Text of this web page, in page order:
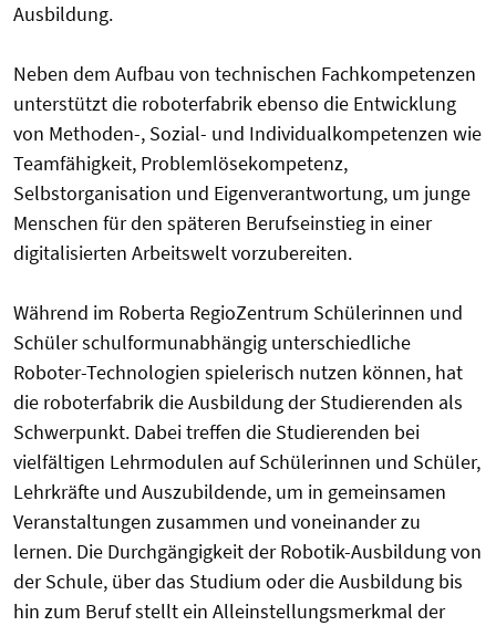
Ausbildung.
Neben dem Aufbau von technischen Fachkompetenzen
unterstützt die roboterfabrik ebenso die Entwicklung
von Methoden-, Sozial- und Individualkompetenzen wie
Teamfähigkeit, Problemlösekompetenz,
Selbstorganisation und Eigenverantwortung, um junge
Menschen für den späteren Berufseinstieg in einer
digitalisierten Arbeitswelt vorzubereiten.
Während im Roberta RegioZentrum Schülerinnen und
Schüler schulformunabhängig unterschiedliche
Roboter-Technologien spielerisch nutzen können, hat
die roboterfabrik die Ausbildung der Studierenden als
Schwerpunkt. Dabei treffen die Studierenden bei
vielfältigen Lehrmodulen auf Schülerinnen und Schüler,
Lehrkräfte und Auszubildende, um in gemeinsamen
Veranstaltungen zusammen und voneinander zu
lernen. Die Durchgängigkeit der Robotik-Ausbildung von
der Schule, über das Studium oder die Ausbildung bis
hin zum Beruf stellt ein Alleinstellungsmerkmal der